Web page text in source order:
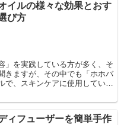
イルの様々な効果とおす
び方
」を実践している方が多く、そ
きますが、その中でも「ホホバ
、スキンケアに使用している
ィフューザーを簡単手作